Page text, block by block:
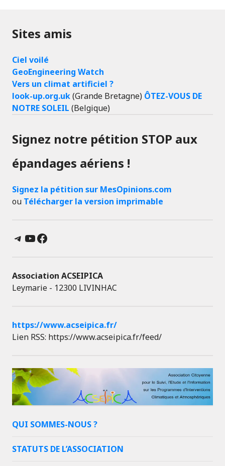
Sites amis
Ciel voilé
GeoEngineering Watch
Vers un climat artificiel ?
look-up.org.uk(Grande Bretagne) ÔTEZ-VOUS DE
NOTRE SOLEIL (Belgique)
Signez notre pétition STOP aux
épandages aériens !
Signez la pétition sur MesOpinions.com
ou Télécharger la version imprimable
Telegram
YouTube
Facebook
Association ACSEIPICA
Leymarie - 12300 LIVINHAC
https://www.acseipica.fr/
Lien RSS: https://www.acseipica.fr/feed/
QUI SOMMES-NOUS ?
STATUTS DE L’ASSOCIATION